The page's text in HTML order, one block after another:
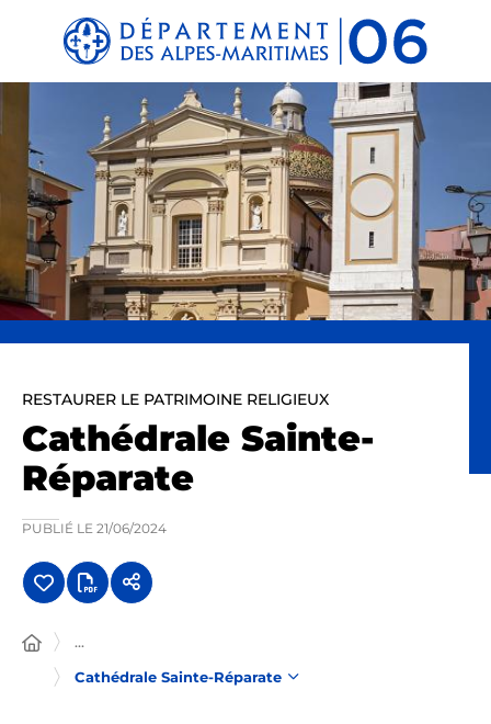
Panneau de gestion des cookies
RESTAURER LE PATRIMOINE RELIGIEUX
Cathédrale Sainte-
Réparate
PUBLIÉ LE 21/06/2024
...
Cathédrale Sainte-Réparate